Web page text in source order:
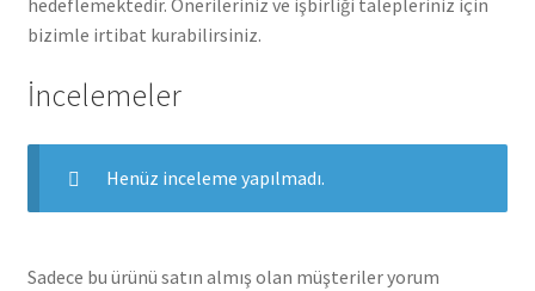
bizimle irtibat kurabilirsiniz.
İncelemeler
Henüz inceleme yapılmadı.
Sadece bu ürünü satın almış olan müşteriler yorum